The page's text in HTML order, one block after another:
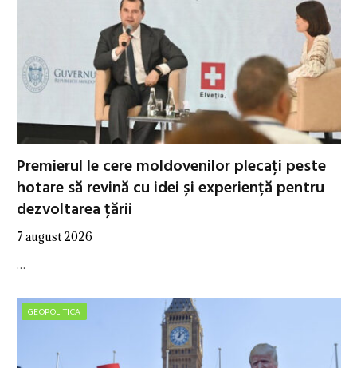
Premierul le cere moldovenilor plecați peste
hotare să revină cu idei și experiență pentru
dezvoltarea țării
7 august 2026
…
GEOPOLITICA